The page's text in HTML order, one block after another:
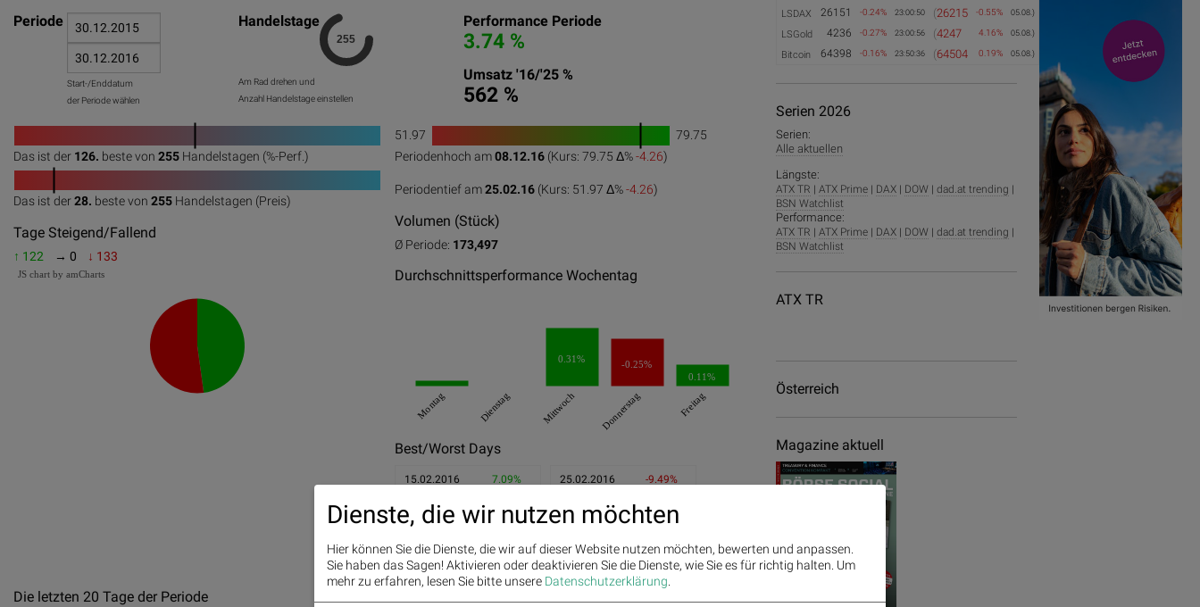
Periode
Start-/Enddatum
der Periode wählen
Handelstage
Am Rad drehen und
Anzahl Handelstage einstellen
Performance Periode
3.74 %
Umsatz '16/'25 %
562 %
80
Das ist der 126. beste von 255 Handelstagen (%-Perf.)
60
Das ist der28. beste von 255 Handelstagen (Preis)
Tage Steigend/Fallend
↑ 122 → 0 ↓ 133
JS chart by amCharts
51.97
1
50 100
79.75
Periodenhoch am08.12.16 (Kurs: 79.75 Δ%-4.26)
Periodentief am25.02.16 (Kurs: 51.97 Δ%-4.26)
Volumen (Stück)
Ø Periode: 173,497
Durchschnittsperformance Wochentag
0.31%
-0.25%
0.11%
Montag Dienstag Mittwoch Donnerstag Freitag
Best/Worst Days
15.02.2016 7.09%
01.03.2016 5.53%
25.02.2016 -9.49%
04.01.2016 -6.51%
Die letzten 20 Tage der Periode
LSDAX 26151 -0.24% 23:00:50 (26215 -0.55% 05.08.)
LSGold 4236 -0.27% 23:00:56 (4247 4.16% 05.08.)
Bitcoin 64398 -0.16% 23:50:36 (64504 0.19% 05.08.)
Serien 2026
Serien:
Alle aktuellen
Längste:
ATX TR |ATX Prime | DAX | DOW |dad.at trending |
BSN Watchlist
Performance:
ATX TR |ATX Prime | DAX | DOW |dad.at trending |
BSN Watchlist
ATX TR
Österreich
Magazine aktuell
Dienste, die wir nutzen möchten
Hier können Sie die Dienste, die wir auf dieser Website nutzen möchten, bewerten und anpassen.
Sie haben das Sagen! Aktivieren oder deaktivieren Sie die Dienste, wie Sie es für richtig halten. Um
mehr zu erfahren, lesen Sie bitte unsere Datenschutzerklärung